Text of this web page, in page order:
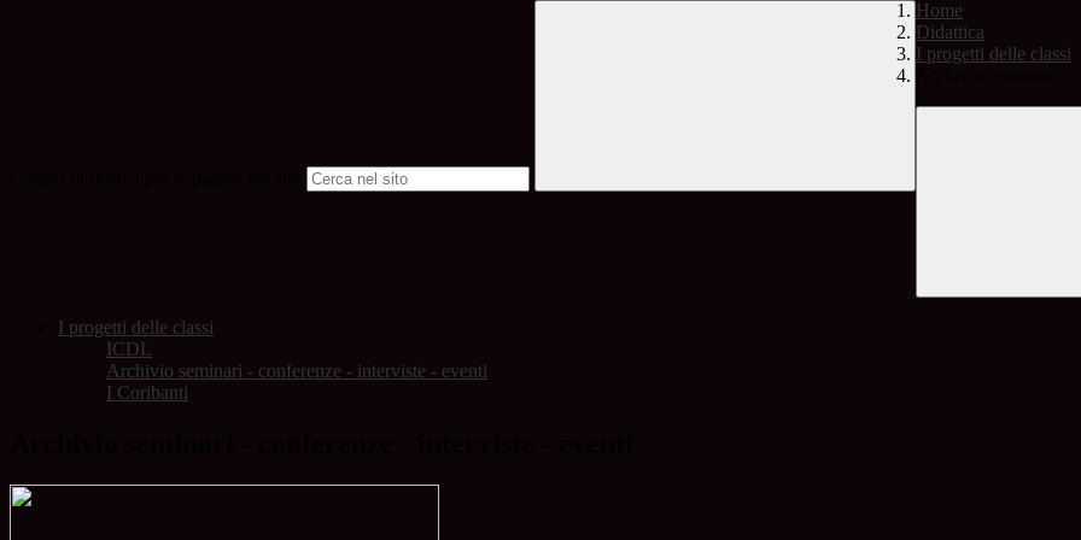
Home
Didattica
I progetti delle classi
I progetti delle classi
ICDL
Archivio seminari - conferenze - interviste - eventi
I Coribanti